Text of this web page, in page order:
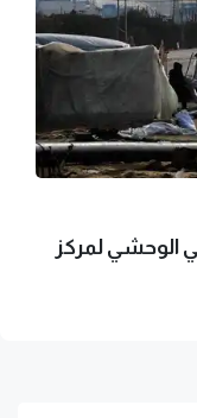
الوحشي لمركز